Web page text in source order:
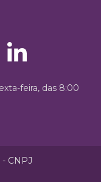
feira, das 8:00
CNPJ